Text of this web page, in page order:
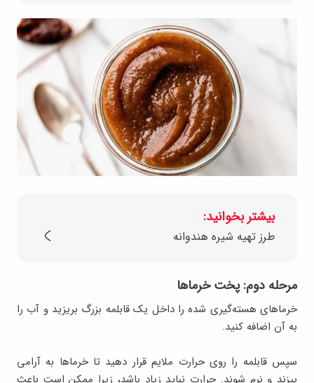
بیشتر بخوانید:
طرز تهیه شیره هندوانه
مرحله دوم: پخت خرماها
خرماهای هسته‌گیری شده را داخل یک قابلمه بزرگ بریزید و آب را
به آن اضافه کنید.
سپس قابلمه را روی حرارت ملایم قرار دهید تا خرماها به آرامی